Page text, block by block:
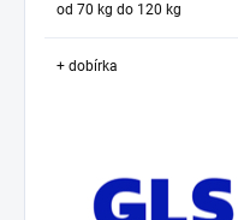
od 70 kg do 120 kg
+ dobírka